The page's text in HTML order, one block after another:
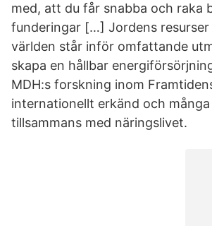
med, att du får snabba och raka
funderingar […] Jordens resurser
världen står inför omfattande
skapa en hållbar
MDH:s forskning inom
internationellt erkänd och
tillsammans med näringslivet.